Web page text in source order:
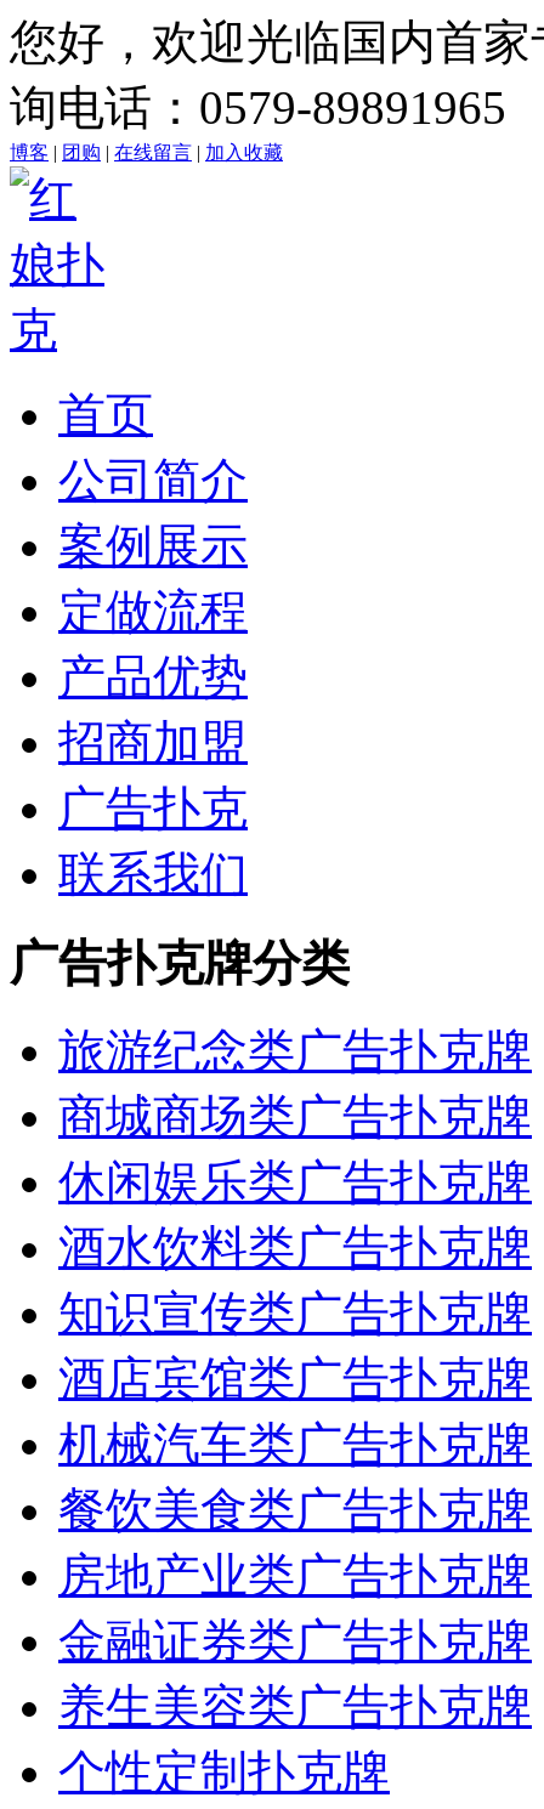
您好，欢迎光临国内首
询电话：0579-89891965
博客 | 团购 | 在线留言 | 加入收藏
首页
公司简介
案例展示
定做流程
产品优势
招商加盟
广告扑克
联系我们
广告扑克牌分类
旅游纪念类广告扑克牌
商城商场类广告扑克牌
休闲娱乐类广告扑克牌
酒水饮料类广告扑克牌
知识宣传类广告扑克牌
酒店宾馆类广告扑克牌
机械汽车类广告扑克牌
餐饮美食类广告扑克牌
房地产业类广告扑克牌
金融证券类广告扑克牌
养生美容类广告扑克牌
个性定制扑克牌